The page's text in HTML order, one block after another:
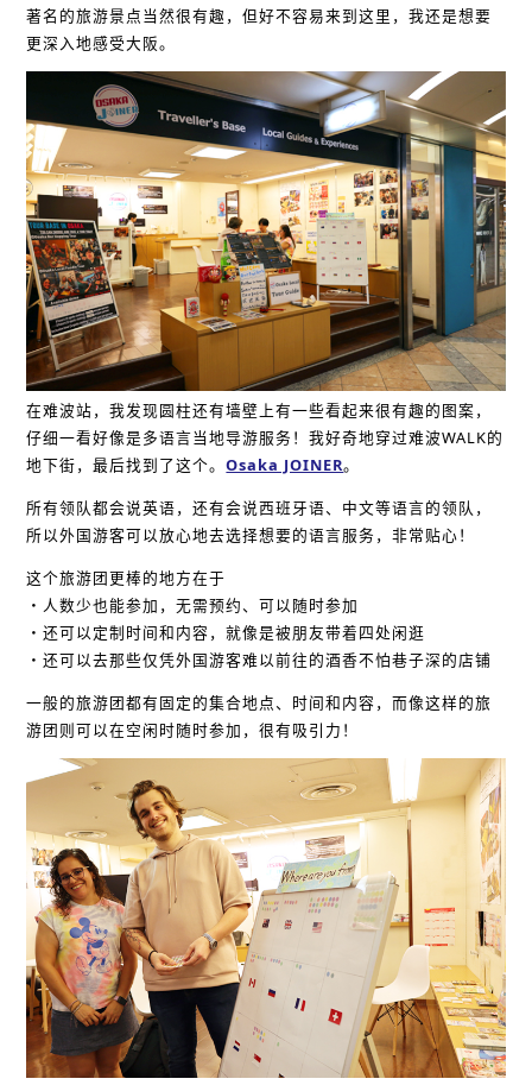
著名的旅游景点当然很有趣，但好不容易来到这里，我还是想要
更深入地感受大阪。
在难波站，我发现圆柱还有墙壁上有一些看起来很有趣的图案，
仔细一看好像是多语言当地导游服务！我好奇地穿过难波WALK的
地下街，最后找到了这个。Osaka JOINER。
所有领队都会说英语，还有会说西班牙语、中文等语言的领队，
所以外国游客可以放心地去选择想要的语言服务，非常贴心！
这个旅游团更棒的地方在于
・人数少也能参加，无需预约、可以随时参加
・还可以定制时间和内容，就像是被朋友带着四处闲逛
・还可以去那些仅凭外国游客难以前往的酒香不怕巷子深的店铺
一般的旅游团都有固定的集合地点、时间和内容，而像这样的旅
游团则可以在空闲时随时参加，很有吸引力！